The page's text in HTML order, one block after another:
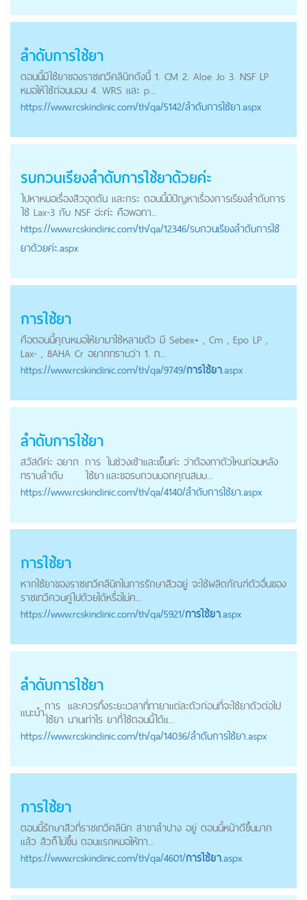
ลำดับการใช้ยา
ตอนนี้มีใช้ยาของราชเทวีคลินิกดังนี้ 1. CM 2. Aloe Jo 3. NSF LP
หมอให้ใช้ก่อนนอน 4. WRS และ p...
https://www.rcskinclinic.com/th/qa/5142/ลำดับการใช้ยา.aspx
รบกวนเรียงลำดับการใช้ยาด้วยค่ะ
ไปหาหมอเรื่องสิวอุดตัน และกระ ตอนนี้มีปัญหาเรื่องการเรียงลำดับการ
ใช้ Lax-3 กับ NSF อ่ะค่ะ คือพอทา...
https://www.rcskinclinic.com/th/qa/12346/รบกวนเรียงลำดับการใช้
ยาด้วยค่ะ.aspx
การใช้ยา
คือตอนนี้คุณหมอให้ยามาใช้หลายตัว มี Sebex+ , Cm , Epo LP ,
Lax- , 8AHA Cr อยากทราบว่า 1. ท...
https://www.rcskinclinic.com/th/qa/9749/การใช้ยา.aspx
ลำดับการใช้ยา
สวัสดีค่ะ อยาก
ทราบลำดับ
การ
ใช้ยา
ในช่วงเช้าและเย็นค่ะ ว่าต้องทาตัวไหนก่อนหลัง
และขอรบกวนบอกคุณสมบ...
https://www.rcskinclinic.com/th/qa/4140/ลำดับการใช้ยา.aspx
การใช้ยา
หากใช้ยาของราชเทวีคลีนิกในการรักษาสิวอยู่ จะใช้ผลิตภัณฑ์ตัวอื่นของ
ราชเทวีควบคู่ไปด้วยได้หรื่อไม่ค...
https://www.rcskinclinic.com/th/qa/5921/การใช้ยา.aspx
ลำดับการใช้ยา
แนะนำการ
ใช้ยา
และควรทิ้งระยะเวลาที่ทายาแต่ละตัวก่อนที่จะใช้ยาตัวต่อไป
นานเท่าไร ยาที่ใช้ตอนนี้ได้แ...
https://www.rcskinclinic.com/th/qa/14036/ลำดับการใช้ยา.aspx
การใช้ยา
ตอนนี้รักษาสิวที่ราชเทวีคลินิก สาขาลำปาง อยู่ ตอนนี้หน้าดีขึ้นมาก
แล้ว สิวก็ไม่ขึ้น ตอนแรกหมอให้ทา...
https://www.rcskinclinic.com/th/qa/4601/การใช้ยา.aspx